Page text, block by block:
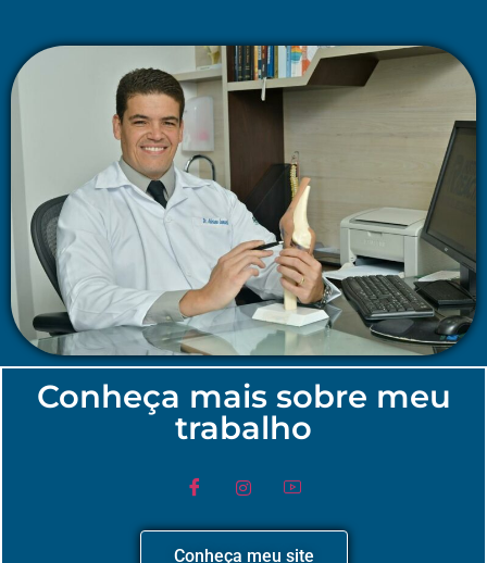
Conheça mais sobre meu
trabalho
Conheça meu site